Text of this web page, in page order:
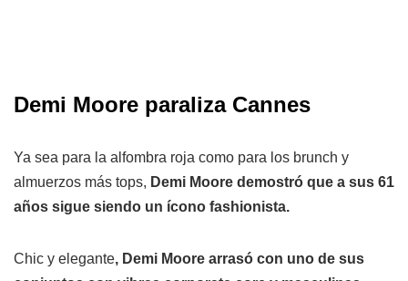
Demi Moore paraliza Cannes
Ya sea para la alfombra roja como para los brunch y
almuerzos más tops, Demi Moore demostró que a sus 61
años sigue siendo un ícono fashionista.
Chic y elegante, Demi Moore arrasó con uno de sus